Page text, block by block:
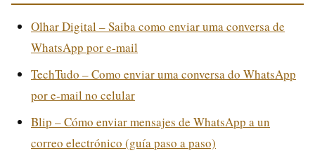
Olhar Digital – Saiba como enviar uma conversa de
WhatsApp por e-mail
TechTudo – Como enviar uma conversa do WhatsApp
por e-mail no celular
Blip – Cómo enviar mensajes de WhatsApp a un
correo electrónico (guía paso a paso)